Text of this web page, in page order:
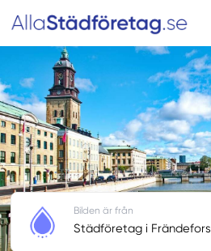
Bilden är från
Städföretag i Frändefors